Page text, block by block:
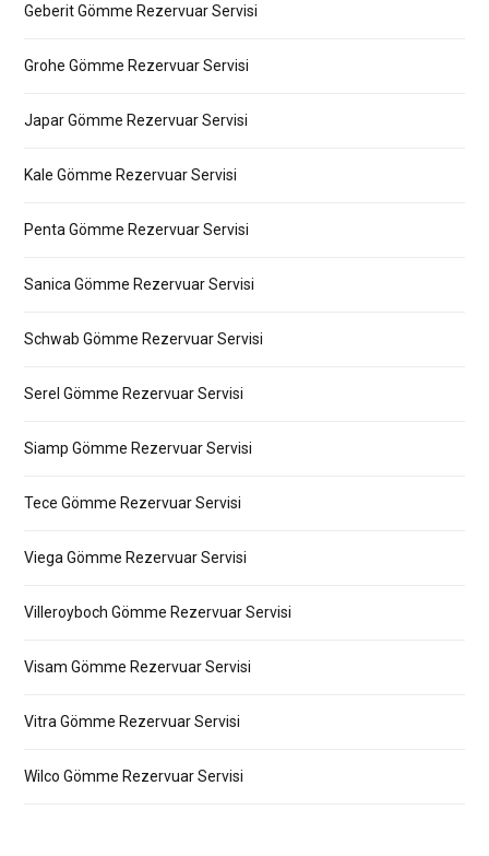
Geberit Gömme Rezervuar Servisi
Grohe Gömme Rezervuar Servisi
Japar Gömme Rezervuar Servisi
Kale Gömme Rezervuar Servisi
Penta Gömme Rezervuar Servisi
Sanica Gömme Rezervuar Servisi
Schwab Gömme Rezervuar Servisi
Serel Gömme Rezervuar Servisi
Siamp Gömme Rezervuar Servisi
Tece Gömme Rezervuar Servisi
Viega Gömme Rezervuar Servisi
Villeroyboch Gömme Rezervuar Servisi
Visam Gömme Rezervuar Servisi
Vitra Gömme Rezervuar Servisi
Wilco Gömme Rezervuar Servisi